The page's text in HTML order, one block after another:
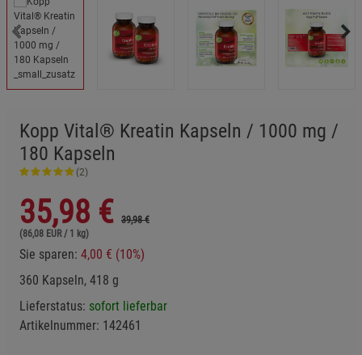
Kopp Vital® Kreatin Kapseln / 1000 mg /
180 Kapseln
(2)
35,98 €
39,98 €
(86,08 EUR / 1 kg)
Sie sparen: 4,00 € (10%)
360 Kapseln, 418 g
Lieferstatus: sofort lieferbar
Artikelnummer: 142461